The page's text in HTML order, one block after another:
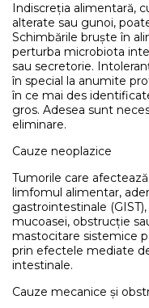
Indiscreția alimentară,
alterate sau gunoi,
Schimbările bruște în
perturba microbiota
sau secretorie.
în special la anumite
în ce mai des
gros. Adesea sunt
eliminare.
Cauze neoplazice
Tumorile care
limfomul alimentar,
gastrointestinale
mucoasei, obstrucție
mastocitare sistemice
prin efectele mediate
intestinale.
Cauze mecanice și